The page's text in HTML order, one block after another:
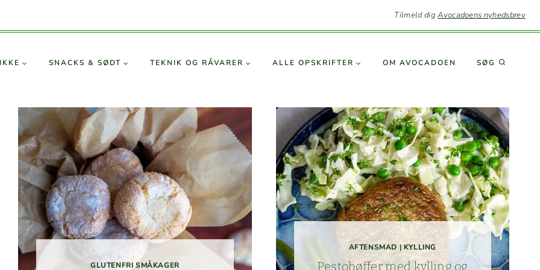
Tilmeld digAvocadoens nyhedsbrev
SNACKS & SØDT TEKNIK OG RÅVARER ALLE OPSKRIFTER OM AVO­CA­DOEN SØG
GLUTEN­FRI SMÅKAGER
AFTENS­MAD |KYLLING
Pesto­bøf­fer med kylling og